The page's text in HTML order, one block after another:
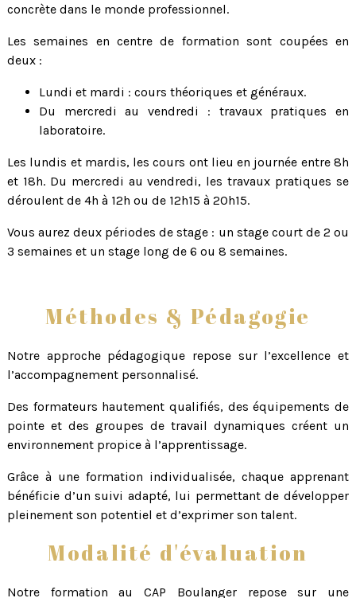
concrète dans le monde professionnel.
Les semaines en centre de formation sont coupées en
deux :
Lundi et mardi : cours théoriques et généraux.
Du mercredi au vendredi : travaux pratiques en
laboratoire.
Les lundis et mardis, les cours ont lieu en journée entre 8h
et 18h. Du mercredi au vendredi, les travaux pratiques se
déroulent de 4h à 12h ou de 12h15 à 20h15.
Vous aurez deux périodes de stage : un stage court de 2 ou
3 semaines et un stage long de 6 ou 8 semaines.
Méthodes & Pédagogie
Notre approche pédagogique repose sur l’excellence et
l’accompagnement personnalisé.
Des formateurs hautement qualifiés, des équipements de
pointe et des groupes de travail dynamiques créent un
environnement propice à l’apprentissage.
Grâce à une formation individualisée, chaque apprenant
bénéficie d’un suivi adapté, lui permettant de développer
pleinement son potentiel et d’exprimer son talent.
Modalité d'évaluation
Notre formation au CAP Boulanger repose sur une